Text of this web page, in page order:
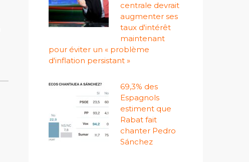
centrale devrait
augmenter ses
taux d'intérêt
maintenant
pour éviter un « problème
d'inflation persistant »
69,3% des
Espagnols
estiment que
Rabat fait
chanter Pedro
Sánchez